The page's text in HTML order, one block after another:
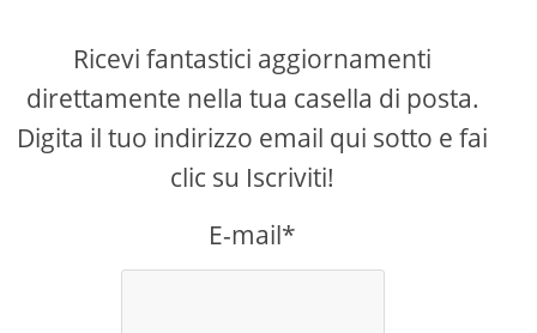
Ricevi fantastici aggiornamenti
direttamente nella tua casella di posta.
Digita il tuo indirizzo email qui sotto e fai
clic su Iscriviti!
E-mail*